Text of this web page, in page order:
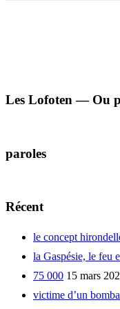
Les Lofoten — Ou
paroles
Récent
le concept
la Gaspésie, le feu
75 000 15 mars
victime d’un